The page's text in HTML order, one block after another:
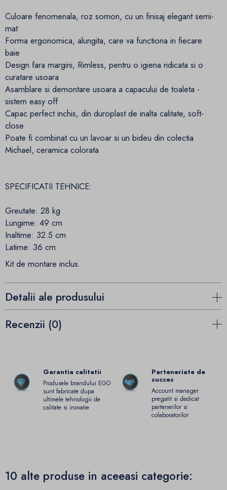
Culoare fenomenala, roz somon, cu un finisaj elegant semi-
mat
Forma ergonomica, alungita, care va functiona in fiecare
baie
Design fara margini, Rimless, pentru o igiena ridicata si o
curatare usoara
Asamblare si demontare usoara a capacului de toaleta -
sistem easy off
Capac perfect inchis, din duroplast de inalta calitate, soft-
close
Poate fi combinat cu un lavoar si un bideu din colectia
Michael, ceramica colorata
SPECIFICATII TEHNICE:
Greutate: 28 kg
Lungime: 49 cm
Inaltime: 32.5 cm
Latime: 36 cm
Kit de montare inclus.
Detalii ale produsului
Recenzii (0)
Garantia calitatii
Produsele brandului EGO
sunt fabricate dupa
ultimele tehnologii de
calitate si inovatie
Parteneriate de
succes
Account manager
pregatit si dedicat
partenerilor si
colaboratorilor
10 alte produse in aceeasi categorie: